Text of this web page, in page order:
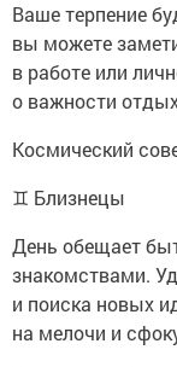
Ваше терпение
вы можете
в работе или
о важности
Космический
♊ Близнецы
День обещает
знакомствами.
и поиска новых
на мелочи и